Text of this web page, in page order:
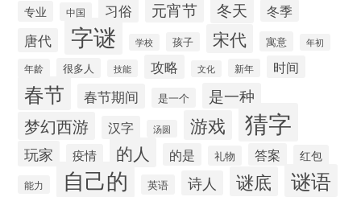
专业 中国 习俗 元宵节 冬天 冬季
唐代 字谜 学校 孩子 宋代 寓意 年初
年龄 很多人 技能 攻略 文化 新年 时间
春节 春节期间 是一个 是一种
梦幻西游 汉字 汤圆 游戏 猜字
玩家 疫情 的人 的是 礼物 答案 红包
能力 自己的 英语 诗人 谜底 谜语